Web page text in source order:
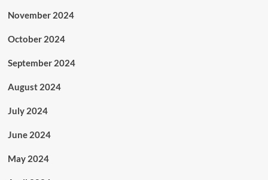
November 2024
October 2024
September 2024
August 2024
July 2024
June 2024
May 2024